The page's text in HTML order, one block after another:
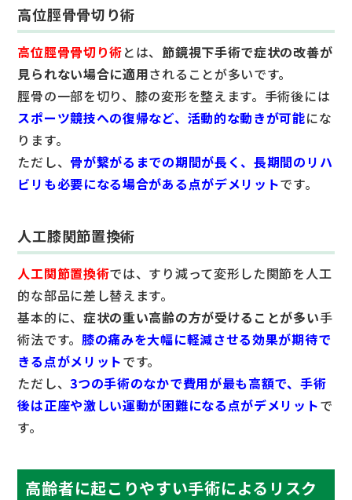
高位脛骨骨切り術
高位脛骨骨切り術とは、 節鏡視下手術で症状の改善が
見られない場合に適用されることが多いです。
脛骨の一部を切り、膝の変形を整えます。手術後には
スポーツ競技への復帰など、活動的な動きが可能にな
ります。
ただし、 骨が繋がるまでの期間が長く、長期間のリハ
ビリも必要になる場合がある点がデメリットです。
人工膝関節置換術
人工関節置換術では、すり減って変形した関節を人工
的な部品に差し替えます。
基本的に、 症状の重い高齢の方が受けることが多い手
術法です。 膝の痛みを大幅に軽減させる効果が期待で
きる点がメリットです。
ただし、3つの手術のなかで費用が最も高額で、手術
後は正座や激しい運動が困難になる点がデメリットで
す。
高齢者に起こりやすい手術によるリスク